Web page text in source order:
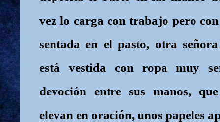
vez lo carga con trabajo pero
sentada en el pasto, otra
está vestida con ropa muy
devoción entre sus manos,
elevan en oración, unos papeles